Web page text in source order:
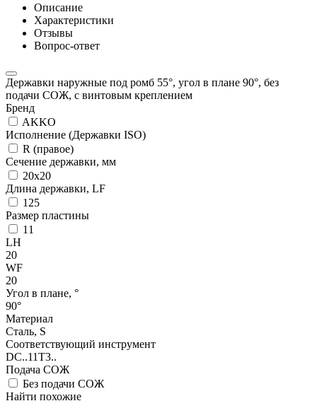
Описание
Характеристики
Отзывы
Вопрос-ответ
Державки наружные под ромб 55°, угол в плане 90°, без
подачи СОЖ, с винтовым креплением
Бренд
AKKO
Исполнение (Державки ISO)
R (правое)
Сечение державки, мм
20x20
Длина державки, LF
125
Размер пластины
11
LH
20
WF
20
Угол в плане, °
90°
Материал
Сталь, S
Соответствующий инструмент
DC..11T3..
Подача СОЖ
Без подачи СОЖ
Найти похожие